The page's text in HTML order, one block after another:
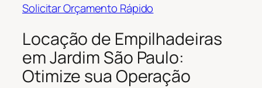
Solicitar Orçamento Rápido
Locação de Empilhadeiras
em Jardim São Paulo:
Otimize sua Operação